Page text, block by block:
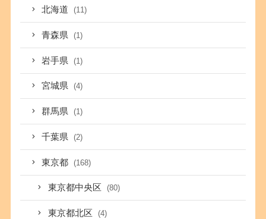
北海道 (11)
青森県 (1)
岩手県 (1)
宮城県 (4)
群馬県 (1)
千葉県 (2)
東京都 (168)
東京都中央区 (80)
東京都北区 (4)